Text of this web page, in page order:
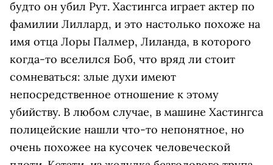
будто он убил Рут. Хастингса играет актер по
фамилии Лиллард, и это настолько похоже на
имя отца Лоры Палмер, Лиланда, в которого
когда-то вселился Боб, что вряд ли стоит
сомневаться: злые духи имеют
непосредственное отношение к этому
убийству. В любом случае, в машине Хастингса
полицейские нашли что-то непонятное, но
очень похожее на кусочек человеческой